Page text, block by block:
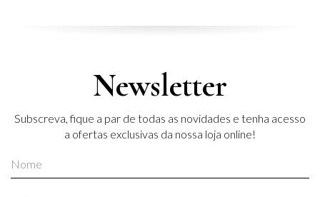
Newsletter
Subscreva, fique a par de todas as novidades e tenha acesso
a ofertas exclusivas da nossa loja online!